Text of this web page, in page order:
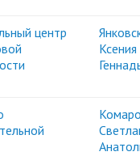
центр
Ксения